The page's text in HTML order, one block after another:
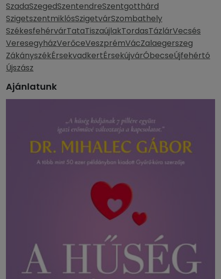
SzadaSzegedSzentendreSzentgotthárd
SzigetszentmiklósSzigetvárSzombathely
SzékesfehérvárTataTiszaújlakTordasTázlárVecsés
VeresegyházVerőceVeszprémVácZalaegerszeg
ZákányszékÉrsekvadkertÉrsekújvárÓbecseÚjfehértó
Újszász
Ajánlatunk